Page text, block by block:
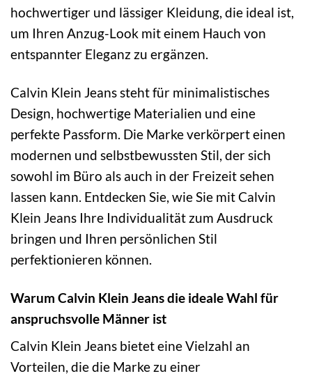
hochwertiger und lässiger Kleidung, die ideal ist,
um Ihren Anzug-Look mit einem Hauch von
entspannter Eleganz zu ergänzen.
Calvin Klein Jeans steht für minimalistisches
Design, hochwertige Materialien und eine
perfekte Passform. Die Marke verkörpert einen
modernen und selbstbewussten Stil, der sich
sowohl im Büro als auch in der Freizeit sehen
lassen kann. Entdecken Sie, wie Sie mit Calvin
Klein Jeans Ihre Individualität zum Ausdruck
bringen und Ihren persönlichen Stil
perfektionieren können.
Warum Calvin Klein Jeans die ideale Wahl für
anspruchsvolle Männer ist
Calvin Klein Jeans bietet eine Vielzahl an
Vorteilen, die die Marke zu einer